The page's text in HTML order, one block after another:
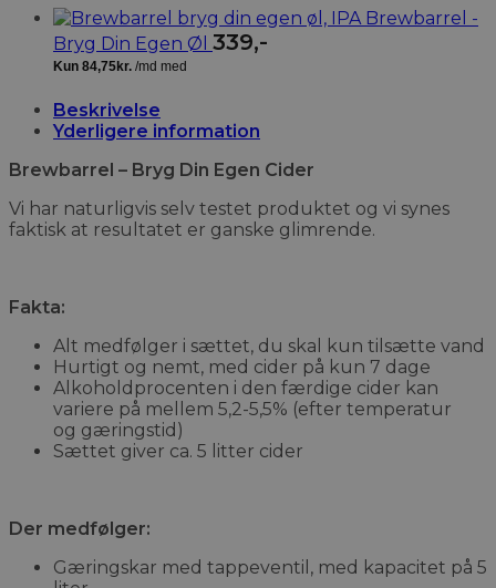
Brewbarrel -
Bryg Din Egen Øl 339,-
Beskrivelse
Yderligere information
Brewbarrel – Bryg Din Egen Cider
Vi har naturligvis selv testet produktet og vi synes
faktisk at resultatet er ganske glimrende.
Fakta:
Alt medfølger i sættet, du skal kun tilsætte vand
Hurtigt og nemt, med cider på kun 7 dage
Alkoholdprocenten i den færdige cider kan
variere på mellem 5,2-5,5% (efter temperatur
og gæringstid)
Sættet giver ca. 5 litter cider
Der medfølger:
Gæringskar med tappeventil, med kapacitet på 5